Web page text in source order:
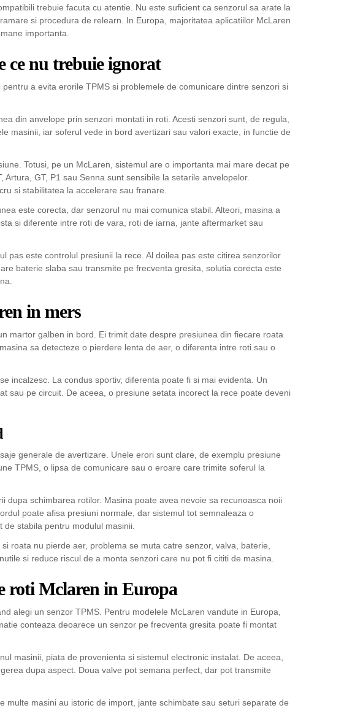
trebuie facuta cu atentie. Nu este suficient ca senzorul sa arate la
si procedura de relearn. In Europa, majoritatea aplicatiilor McLaren
importanta.
ce nu trebuie ignorat
a evita erorile TPMS si problemele de comunicare dintre senzori si
din anvelope prin senzori montati in roti. Acesti senzori sunt, de regula,
masinii, iar soferul vede in bord avertizari sau valori exacte, in functie de
Totusi, pe un McLaren, sistemul are o importanta mai mare decat pe
GT, P1 sau Senna sunt sensibile la setarile anvelopelor.
si stabilitatea la accelerare sau franare.
este corecta, dar senzorul nu mai comunica stabil. Alteori, masina a
si diferente intre roti de vara, roti de iarna, jante aftermarket sau
pas este controlul presiunii la rece. Al doilea pas este citirea senzorilor
baterie slaba sau transmite pe frecventa gresita, solutia corecta este
in mers
martor galben in bord. Ei trimit date despre presiunea din fiecare roata
sa detecteze o pierdere lenta de aer, o diferenta intre roti sau o
incalzesc. La condus sportiv, diferenta poate fi si mai evidenta. Un
sau pe circuit. De aceea, o presiune setata incorect la rece poate deveni
generale de avertizare. Unele erori sunt clare, de exemplu presiune
TPMS, o lipsa de comunicare sau o eroare care trimite soferul la
dupa schimbarea rotilor. Masina poate avea nevoie sa recunoasca noii
poate afisa presiuni normale, dar sistemul tot semnaleaza o
stabila pentru modulul masinii.
roata nu pierde aer, problema se muta catre senzor, valva, baterie,
si reduce riscul de a monta senzori care nu pot fi cititi de masina.
roti Mclaren in Europa
alegi un senzor TPMS. Pentru modelele McLaren vandute in Europa,
conteaza deoarece un senzor pe frecventa gresita poate fi montat
masinii, piata de provenienta si sistemul electronic instalat. De aceea,
dupa aspect. Doua valve pot semana perfect, dar pot transmite
masini au istoric de import, jante schimbate sau seturi separate de